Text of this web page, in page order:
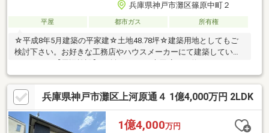
兵庫県神戸市灘区篠原中町２
平屋 都市ガス 所有権
☆平成8年5月建築の平家建☆土地48.78坪☆建築用地としてもご
検討下さい。お好きな工務店やハウスメーカーにて建築していた
だけます。【周辺施設】■阪急オアシス六甲店まで約５００ｍ
（徒歩７分）■コープ篠原まで約７００ｍ（徒歩９分）■ファミリ
ーマート灘篠原本町店まで約３７０ｍ（徒歩５分）■神戸市立六
甲小学校まで約５１０ｍ（徒歩７分）■神戸市立長峰中学校まで
約１２００ｍ（徒歩１５分）
兵庫県神戸市灘区上河原通４ 1億4,000万円 2LDK
1億4,000万円